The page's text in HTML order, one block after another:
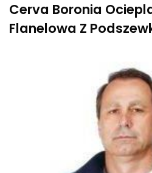
Cerva Boronia
Flanelowa Z